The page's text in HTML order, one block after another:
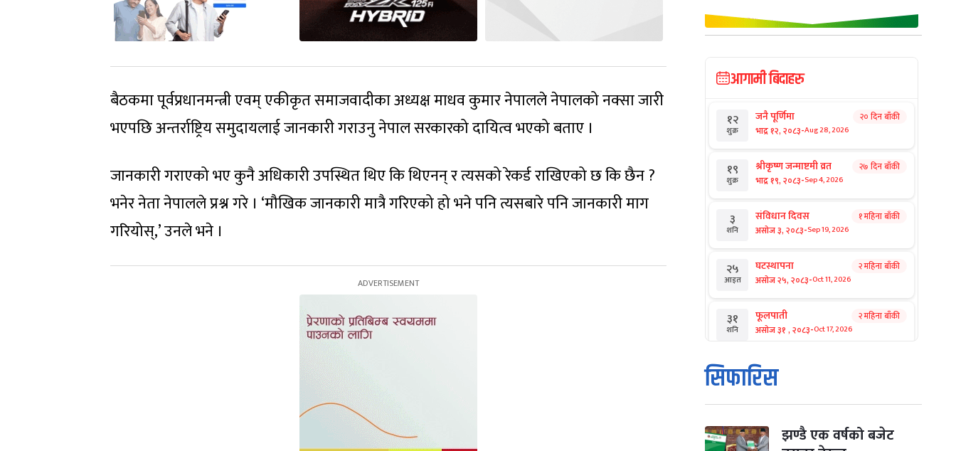
बैठकमा पूर्वप्रधानमन्त्री एवम् एकीकृत समाजवादीका अध्यक्ष माधव कुमार नेपालले नेपालको नक्सा जारी
भएपछि अन्तर्राष्ट्रिय समुदायलाई जानकारी गराउनु नेपाल सरकारको दायित्व भएको बताए ।
जानकारी गराएको भए कुनै अधिकारी उपस्थित थिए कि थिएनन् र त्यसको रेकर्ड राखिएको छ कि छैन ?
भनेर नेता नेपालले प्रश्न गरे । ‘मौखिक जानकारी मात्रै गरिएको हो भने पनि त्यसबारे पनि जानकारी माग
गरियोस्,’ उनले भने ।
आगामी बिदाहरु
१२
शुक्र
जनै पूर्णिमा
भाद्र १२, २०८३-Aug 28, 2026
२० दिन बाँकी
१९
शुक्र
श्रीकृष्ण जन्माष्टमी व्रत
भाद्र १९, २०८३-Sep 4, 2026
२७ दिन बाँकी
३
शनि
संविधान दिवस
असोज ३, २०८३-Sep 19, 2026
१ महिना बाँकी
२५
आइत
घटस्थापना
असोज २५, २०८३-Oct 11, 2026
२ महिना बाँकी
३१
शनि
फूलपाती
असोज ३१ , २०८३-Oct 17, 2026
२ महिना बाँकी
१
आइत
कार्तिक सङ्क्रान्ति
कार्तिक १, २०८३
मंगल कार्तिक ३, २०८३ -Oct 20, 2026
सिफारिस
झण्डै एक वर्षको बजेट